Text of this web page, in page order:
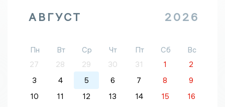
АВГУСТ 2026
Пн Вт Ср Чт Пт Сб
Вс
27
28 29 30 31 1
2
3
4 5 6 7 8
9
10
11 12 13 14 15
16